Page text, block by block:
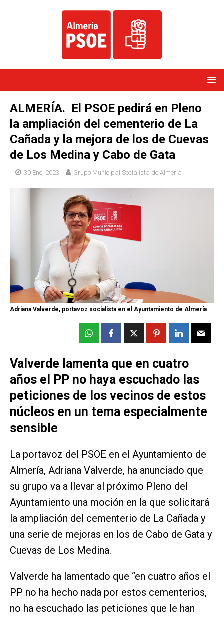
ALMERÍA. El PSOE pedirá en Pleno
la ampliación del cementerio de La
Cañada y la mejora de los de Cuevas
de Los Medina y Cabo de Gata
30 Ene, 2023 Grupo Municipal Socialista de Almería
Adriana Valverde, portavoz socialista en el Ayuntamiento de Almería
Valverde lamenta que en cuatro
años el PP no haya escuchado las
peticiones de los vecinos de estos
núcleos en un tema especialmente
sensible
La portavoz del PSOE en el Ayuntamiento de
Almería, Adriana Valverde, ha anunciado que
su grupo va a llevar al próximo Pleno del
Ayuntamiento una moción en la que solicitará
la ampliación del cementerio de La Cañada y
una serie de mejoras en los de Cabo de Gata y
Cuevas de Los Medina.
Valverde ha lamentado que “en cuatro años el
PP no ha hecho nada por estos cementerios,
no ha escuchado las peticiones que le han